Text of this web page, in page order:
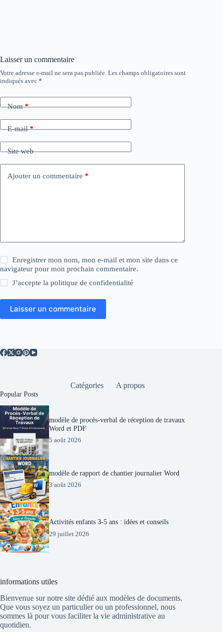
Laisser un commentaire
Votre adresse e-mail ne sera pas publiée. Les champs obligatoires sont
indiqués avec *
Nom*
E-mail*
Site web
Ajouter un commentaire *
Enregistrer mon nom, mon e-mail et mon site dans ce
navigateur pour mon prochain commentaire.
J’accepte lapolitique de confidentialité
Laisser un commentaire
Catégories A propos
Popular Posts
modèle de procès-verbal de réception de travaux
Word et PDF
5 août 2026
modèle de rapport de chantier journalier Word
3 août 2026
Activités enfants 3-5 ans : idées et conseils
29 juillet 2026
informations utiles
Bienvenue sur notre site dédié aux modèles de documents.
Que vous soyez un particulier ou un professionnel, nous
sommes là pour vous faciliter la vie administrative au
quotidien.